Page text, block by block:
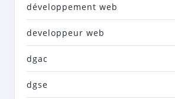
développement web
developpeur web
dgac
dgse